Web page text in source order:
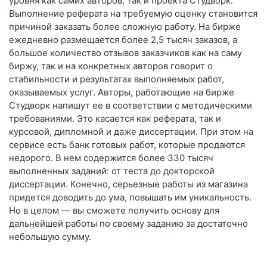
Выполнение реферата на требуемую оценку становится
причиной заказать более сложную работу. На бирже
ежедневно размещается более 2,5 тысяч заказов, а
большое количество отзывов заказчиков как на саму
биржу, так и на конкретных авторов говорит о
стабильности и результатах выполняемых работ,
оказываемых услуг. Авторы, работающие на бирже
Студворк напишут ее в соответствии с методическими
требованиями. Это касается как реферата, так и
курсовой, дипломной и даже диссертации. При этом на
сервисе есть банк готовых работ, которые продаются
недорого. В нем содержится более 330 тысяч
выполненных заданий: от теста до докторской
диссертации. Конечно, серьезные работы из магазина
придется доводить до ума, повышать им уникальность.
Но в целом — вы сможете получить основу для
дальнейшей работы по своему заданию за достаточно
небольшую сумму.